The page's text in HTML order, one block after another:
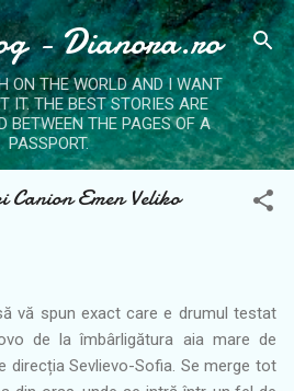
to main content
- Dianora.ro
ON THE WORLD AND I WANT
IT. THE BEST STORIES ARE
BETWEEN THE PAGES OF A
PASSPORT.
Canion Emen Veliko
vă spun exact care e drumul testat
de la îmbârligătura aia mare de
direcția Sevlievo-Sofia. Se merge tot